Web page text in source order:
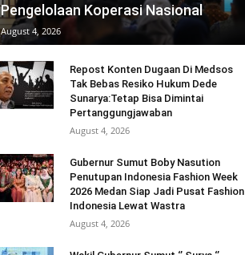
Pengelolaan Koperasi Nasional
August 4, 2026
Repost Konten Dugaan Di Medsos
Tak Bebas Resiko Hukum Dede
Sunarya:Tetap Bisa Dimintai
Pertanggungjawaban
August 4, 2026
Gubernur Sumut Boby Nasution
Penutupan Indonesia Fashion Week
2026 Medan Siap Jadi Pusat Fashion
Indonesia Lewat Wastra
August 4, 2026